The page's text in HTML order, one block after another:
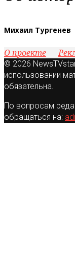
Михаил Тургенев
О проекте
© 2026
использовании
обязательна.
По вопросам
обращаться на: